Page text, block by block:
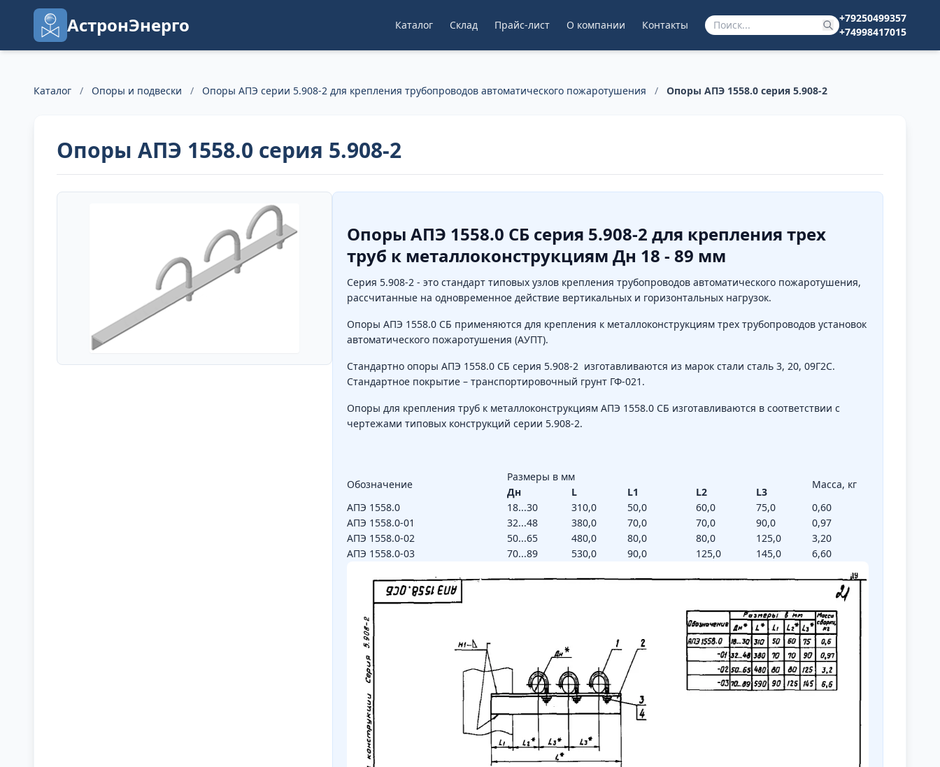
АстронЭнерго Каталог Склад Прайс-лист О компании Контакты
+79250499357
+74998417015
Каталог / Опоры и подвески / Опоры АПЭ серии 5.908-2 для крепления трубопроводов автоматического пожаротушения / Опоры АПЭ 1558.0 серия 5.908-2
Опоры АПЭ 1558.0 серия 5.908-2
Опоры АПЭ 1558.0 СБ серия 5.908-2 для крепления трех
труб к металлоконструкциям Дн 18 - 89 мм
Серия 5.908-2 - это стандарт типовых узлов крепления трубопроводов автоматического пожаротушения,
рассчитанные на одновременное действие вертикальных и горизонтальных нагрузок.
Опоры АПЭ 1558.0 СБ применяются для крепления к металлоконструкциям трех трубопроводов установок
автоматического пожаротушения (АУПТ).
Стандартно опоры АПЭ 1558.0 СБ серия 5.908-2 изготавливаются из марок стали сталь 3, 20, 09Г2С.
Стандартное покрытие – транспортировочный грунт ГФ-021.
Опоры для крепления труб к металлоконструкциям АПЭ 1558.0 СБ изготавливаются в соответствии с
чертежами типовых конструкций серии 5.908-2.
Обозначение
Размеры в мм
Масса, кг
Дн L L1 L2
L3
АПЭ 1558.0
18...30 310,0 50,0 60,0 75,0
0,60
АПЭ 1558.0-01
32...48 380,0 70,0 70,0 90,0
0,97
АПЭ 1558.0-02
50...65 480,0 80,0 80,0 125,0
3,20
АПЭ 1558.0-03
70...89 530,0 90,0 125,0 145,0 6,60